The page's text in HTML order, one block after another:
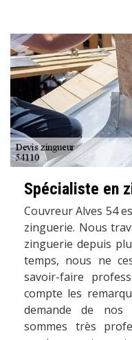
Spécialiste en
Couvreur Alves 54
zinguerie. Nous
zinguerie depuis
temps, nous ne
savoir-faire
compte les
demande de nos
sommes très